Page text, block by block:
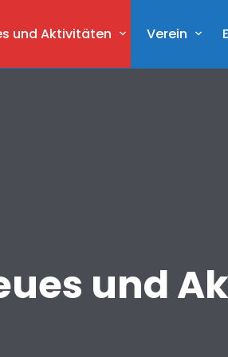
und Aktivitäten Verein
und